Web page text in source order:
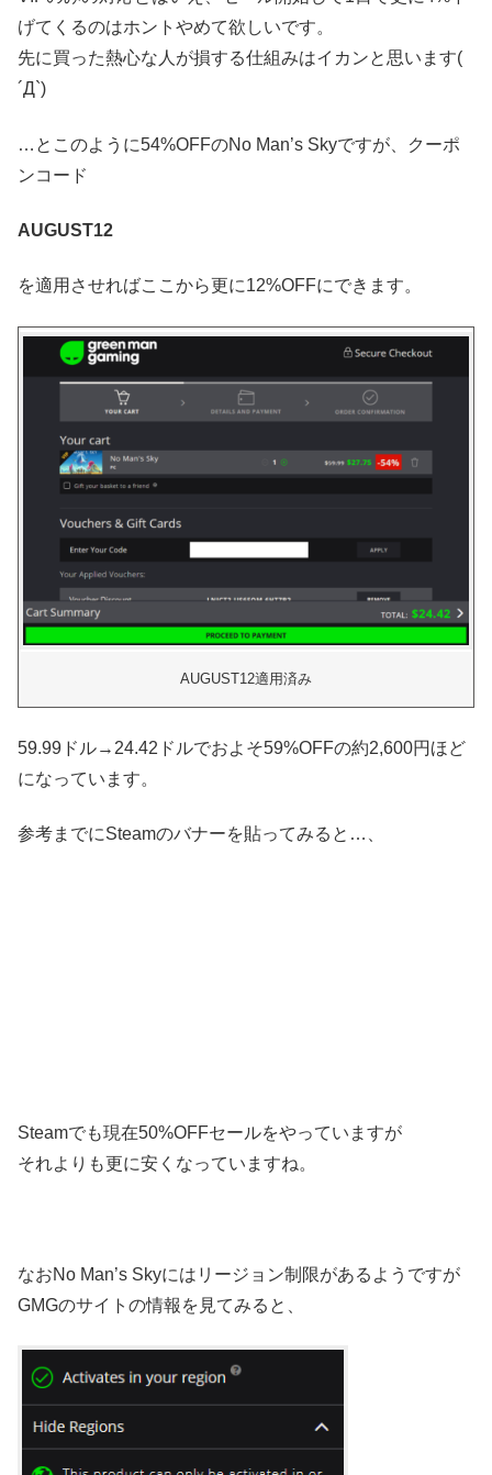
げてくるのはホントやめて欲しいです。
先に買った熱心な人が損する仕組みはイカンと思います(
´Д`)
…とこのように54%OFFのNo Man’s Skyですが、クーポ
ンコード
AUGUST12
を適用させればここから更に12%OFFにできます。
AUGUST12適用済み
59.99ドル→24.42ドルでおよそ59%OFFの約2,600円ほど
になっています。
参考までにSteamのバナーを貼ってみると…、
Steamでも現在50%OFFセールをやっていますが
それよりも更に安くなっていますね。
なおNo Man’s Skyにはリージョン制限があるようですが
GMGのサイトの情報を見てみると、